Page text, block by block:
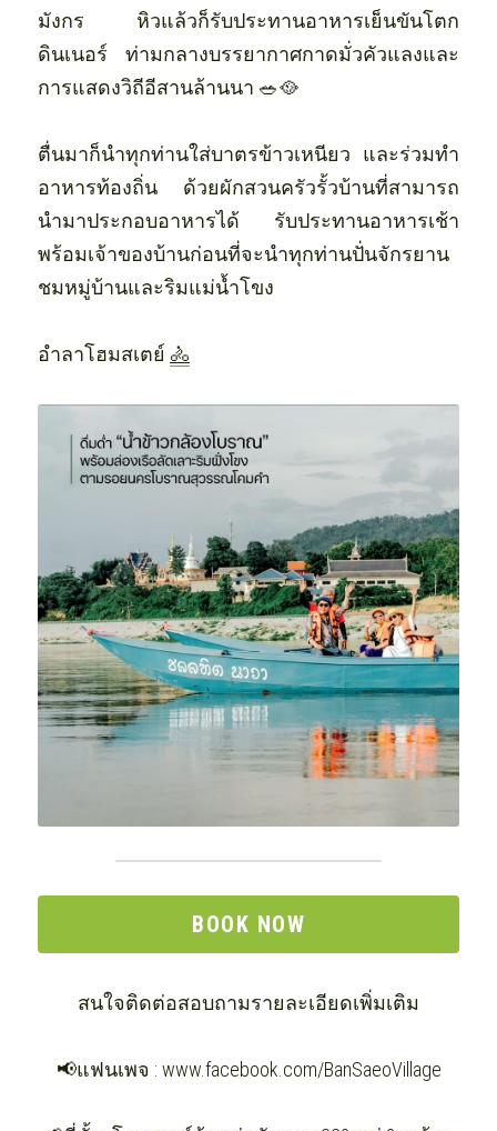
มังกร หิวแล้วก็รับประทานอาหารเย็นขันโตก
ดินเนอร์ ท่ามกลางบรรยากาศกาดมั่วคัวแลงและ
การแสดงวิถีอีสานล้านนา 🥗🥘
ตื่นมาก็นำทุกท่านใส่บาตรข้าวเหนียว และร่วมทำ
อาหารท้องถิ่น ด้วยผักสวนครัวรั้วบ้านที่สามารถ
นำมาประกอบอาหารได้  รับประทานอาหารเช้า
พร้อมเจ้าของบ้านก่อนที่จะนำทุกท่านปั่นจักรยาน
ชมหมู่บ้านและริมแม่น้ำโขง
อำลาโฮมสเตย์ 🚴
BOOK NOW
สนใจติดต่อสอบถามรายละเอียดเพิ่มเติม
📢แฟนเพจ : www.facebook.com/BanSaeoVillage